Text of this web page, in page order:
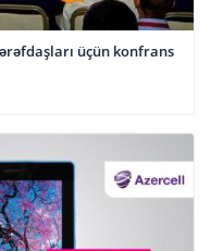
üçün konfrans